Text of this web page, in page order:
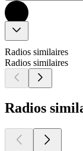
Radios similaires
Radios similaires
Radios